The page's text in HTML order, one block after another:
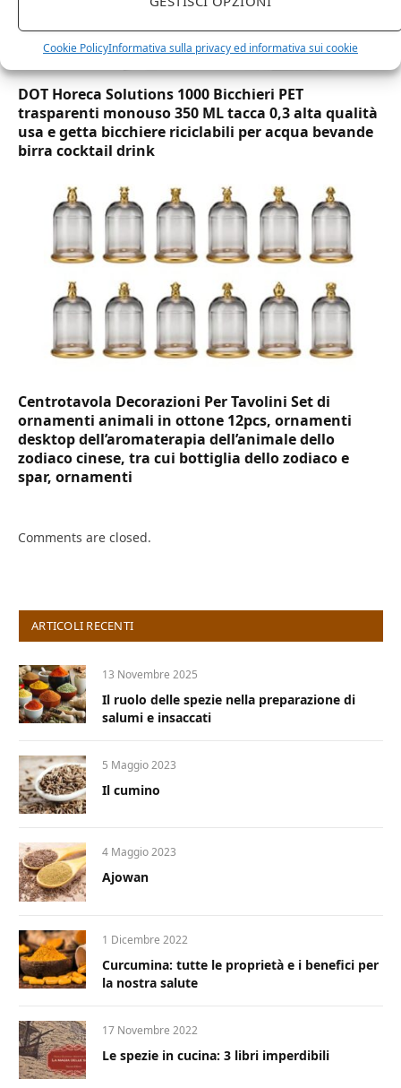
Cookie PolicyInformativa sulla privacy ed informativa sui cookie
DOT Horeca Solutions 1000 Bicchieri PET
trasparenti monouso 350 ML tacca 0,3 alta qualità
usa e getta bicchiere riciclabili per acqua bevande
birra cocktail drink
Centrotavola Decorazioni Per Tavolini Set di
ornamenti animali in ottone 12pcs, ornamenti
desktop dell’aromaterapia dell’animale dello
zodiaco cinese, tra cui bottiglia dello zodiaco e
spar, ornamenti
Comments are closed.
ARTICOLI RECENTI
13 Novembre 2025
Il ruolo delle spezie nella preparazione di
salumi e insaccati
5 Maggio 2023
Il cumino
4 Maggio 2023
Ajowan
1 Dicembre 2022
Curcumina: tutte le proprietà e i benefici per
la nostra salute
17 Novembre 2022
Le spezie in cucina: 3 libri imperdibili